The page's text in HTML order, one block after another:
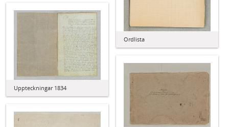
Ordlista
Uppteckningar 1834